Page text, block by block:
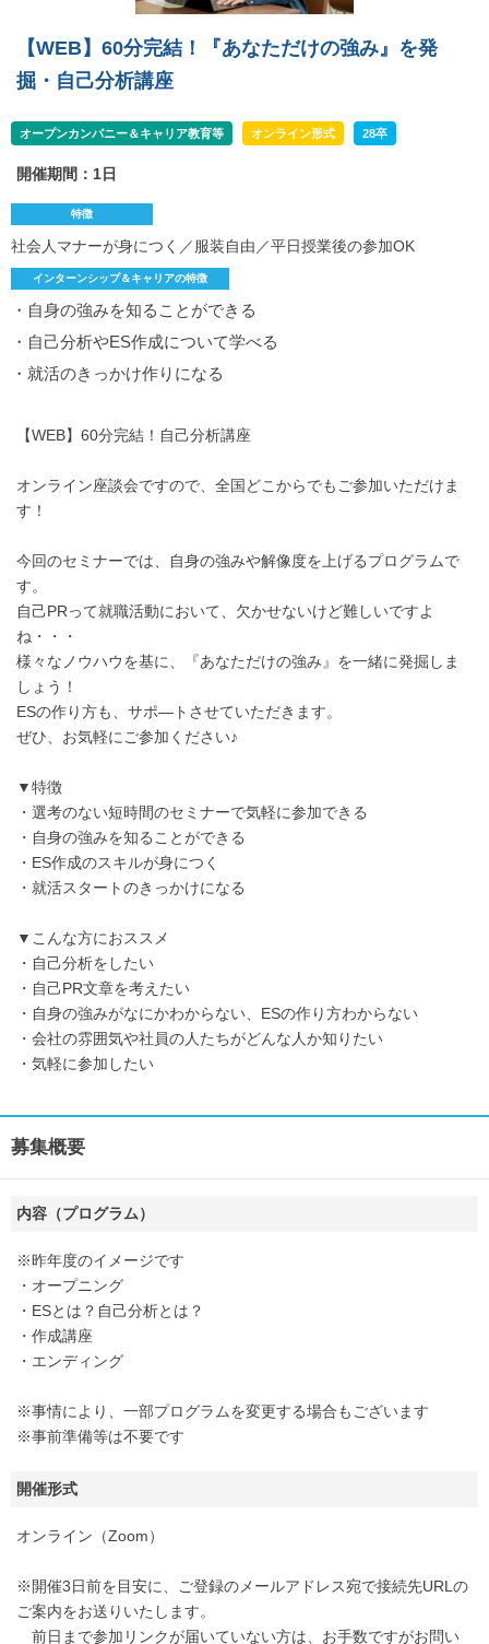
【WEB】60分完結！『あなただけの強み』を発
掘・自己分析講座
オープンカンパニー＆キャリア教育等 オンライン形式 28卒
開催期間：1日
特徴
社会人マナーが身につく／服装自由／平日授業後の参加OK
インターンシップ＆キャリアの特徴
・自身の強みを知ることができる
・自己分析やES作成について学べる
・就活のきっかけ作りになる
【WEB】60分完結！自己分析講座
オンライン座談会ですので、全国どこからでもご参加いただけま
す！
今回のセミナーでは、自身の強みや解像度を上げるプログラムで
す。
自己PRって就職活動において、欠かせないけど難しいですよ
ね・・・
様々なノウハウを基に、『あなただけの強み』を一緒に発掘しま
しょう！
ESの作り方も、サポ―トさせていただきます。
ぜひ、お気軽にご参加ください♪
▼特徴
・選考のない短時間のセミナーで気軽に参加できる
・自身の強みを知ることができる
・ES作成のスキルが身につく
・就活スタートのきっかけになる
▼こんな方におススメ
・自己分析をしたい
・自己PR文章を考えたい
・自身の強みがなにかわからない、ESの作り方わからない
・会社の雰囲気や社員の人たちがどんな人か知りたい
・気軽に参加したい
募集概要
内容（プログラム）
※昨年度のイメージです
・オープニング
・ESとは？自己分析とは？
・作成講座
・エンディング
※事情により、一部プログラムを変更する場合もございます
※事前準備等は不要です
開催形式
オンライン（Zoom）
※開催3日前を目安に、ご登録のメールアドレス宛で接続先URLの
ご案内をお送りいたします。
前日まで参加リンクが届いていない方は、お手数ですがお問い